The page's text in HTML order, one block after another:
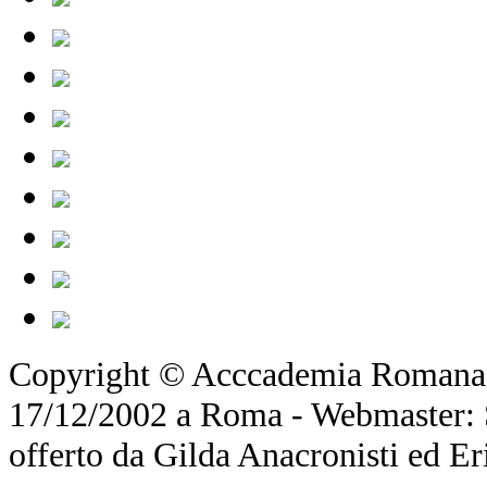
Copyright © Acccademia
17/12/2002 a Roma -
offerto da Gilda Anacronisti ed